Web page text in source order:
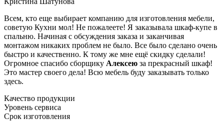
Всем, кто еще выбирает компанию для изготовления мебели,
советую Кухни мол! Не пожалеете! Я заказывала шкаф-купе в
спальню. Начиная с обсуждения заказа и заканчивая
монтажом никаких проблем не было. Все было сделано очень
быстро и качественно. К тому же мне ещё скидку сделали!
Огромное спасибо сборщику Алексею за прекрасный шкаф!
Это мастер своего дела! Всю мебель буду заказывать только
здесь.
Качество продукции
Уровень сервиса
Срок изготовления